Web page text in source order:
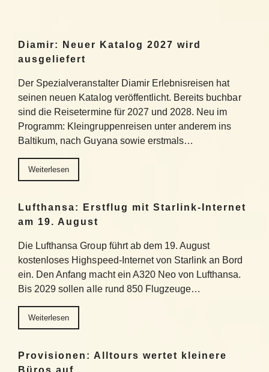
Diamir: Neuer Katalog 2027 wird
ausgeliefert
Der Spezialveranstalter Diamir Erlebnisreisen hat
seinen neuen Katalog veröffentlicht. Bereits buchbar
sind die Reisetermine für 2027 und 2028. Neu im
Programm: Kleingruppenreisen unter anderem ins
Baltikum, nach Guyana sowie erstmals…
Weiterlesen
Lufthansa: Erstflug mit Starlink-Internet
am 19. August
Die Lufthansa Group führt ab dem 19. August
kostenloses Highspeed-Internet von Starlink an Bord
ein. Den Anfang macht ein A320 Neo von Lufthansa.
Bis 2029 sollen alle rund 850 Flugzeuge…
Weiterlesen
Provisionen: Alltours wertet kleinere
Büros auf